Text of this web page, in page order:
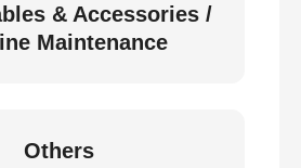
& Accessories /
Maintenance
Others